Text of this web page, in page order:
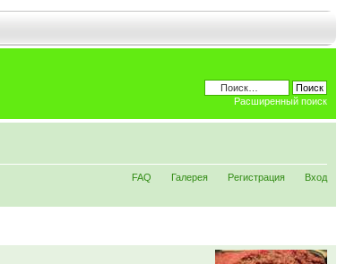
Расширенный поиск
FAQ Галерея Регистрация Вход